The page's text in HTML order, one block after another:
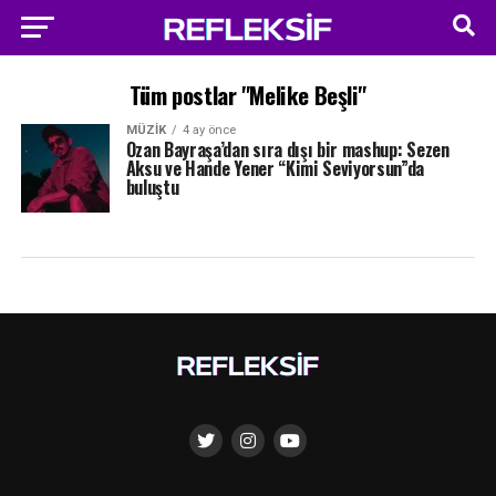
Tüm postlar "Melike Beşli"
MÜZIK 4 ay önce
Ozan Bayraşa’dan sıra dışı bir mashup: Sezen
Aksu ve Hande Yener “Kimi Seviyorsun”da
buluştu